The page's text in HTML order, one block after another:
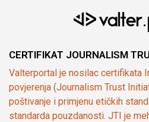
CERTIFIKAT JOURNALISM
Valterportal je nosilac certifikata
povjerenja (Journalism Trust
poštivanje i primjenu etičkih
standarda pouzdanosti. JTI je